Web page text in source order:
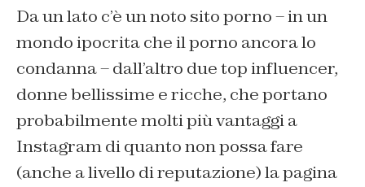
Da un lato c’è un noto sito porno – in un
mondo ipocrita che il porno ancora lo
condanna – dall’altro due top influencer,
donne bellissime e ricche, che portano
probabilmente molti più vantaggi a
Instagram di quanto non possa fare
(anche a livello di reputazione) la pagina